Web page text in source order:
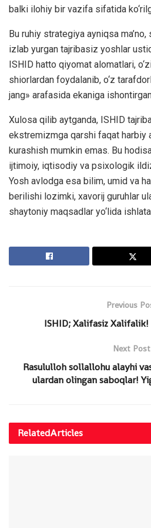
balki ilohiy bir vazifa sifatida
Bu ruhiy strategiya ayniqsa
izlab yurgan tajribasiz yoshlar
ISHID hatto qiyomat alomatlari,
shiorlardan foydalanib, o‘z
jang» arafasida ekaniga
Xulosa qilib aytganda, ISHID
ekstremizmga qarshi faqat harbiy
kurashish mumkin emas. Bu
ijtimoiy, iqtisodiy va psixologik
Yosh avlodga esa bilim, umid va
berilishi lozimki, xavorij guruhlar
shaytoniy maqsadlar yo‘lida
Previous
ISHID; Xalifasiz Xalifalik!
Next Post
Rasululloh sollallohu alayhi
ulardan olingan saboqlar!
RelatedArticles